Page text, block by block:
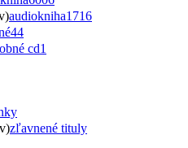
audiokniha1716
44
cd1
zľavnené tituly